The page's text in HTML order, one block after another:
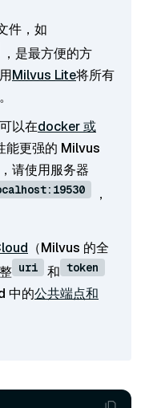
件，如
，是最方便的方
Milvus Lite将所有
以在docker 或
能更强的 Milvus
请使用服务器
，
（Milvus 的全
uri 和 token
中的公共端点和